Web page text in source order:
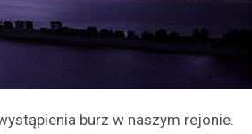
burz w naszym rejonie.